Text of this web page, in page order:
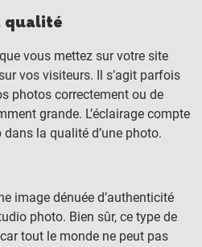
qualité
vous mettez sur votre site
vos visiteurs. Il s’agit parfois
photos correctement ou de
grande. L’éclairage compte
la qualité d’une photo.
image dénuée d’authenticité
photo. Bien sûr, ce type de
tout le monde ne peut pas